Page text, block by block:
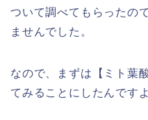
ついて調べてもらったの
ませんでした。
なので、まずは【ミト葉
てみることにしたんですよ